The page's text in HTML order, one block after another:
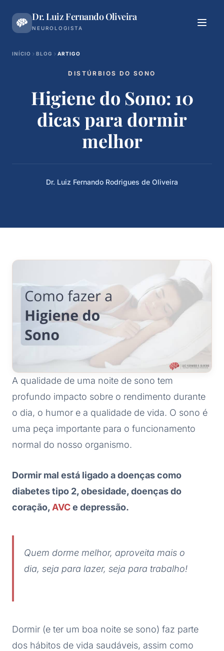
para
Dr. Luiz Fernando Oliveira
NEUROLOGISTA
INÍCIO BLOG ARTIGO
DISTÚRBIOS DO SONO
Higiene do Sono: 10
dicas para dormir
melhor
Dr. Luiz Fernando Rodrigues de Oliveira
A qualidade de uma noite de sono tem
profundo impacto sobre o rendimento durante
o dia, o humor e a qualidade de vida. O sono é
uma peça importante para o funcionamento
normal do nosso organismo.
Dormir mal está ligado a doenças como
diabetes tipo 2, obesidade, doenças do
coração, AVCe depressão.
Quem dorme melhor, aproveita mais o
dia, seja para lazer, seja para trabalho!
Dormir (e ter um boa noite se sono) faz parte
dos hábitos de vida saudáveis, assim como